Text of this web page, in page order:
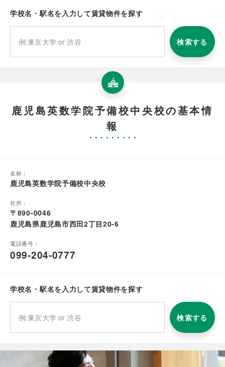
学校名・駅名を入力して賃貸物件を探す
検索する
鹿児島英数学院予備校中央校の基本情
報
名称：
鹿児島英数学院予備校中央校
住所：
〒890-0046
鹿児島県鹿児島市西田2丁目20-6
電話番号：
099-204-0777
学校名・駅名を入力して賃貸物件を探す
検索する